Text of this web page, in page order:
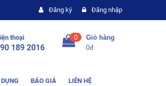
Đăng ký Đăng nhập
thoại
189 2016
0
Giỏ hàng
0đ
BÁO GIÁ LIÊN HỆ